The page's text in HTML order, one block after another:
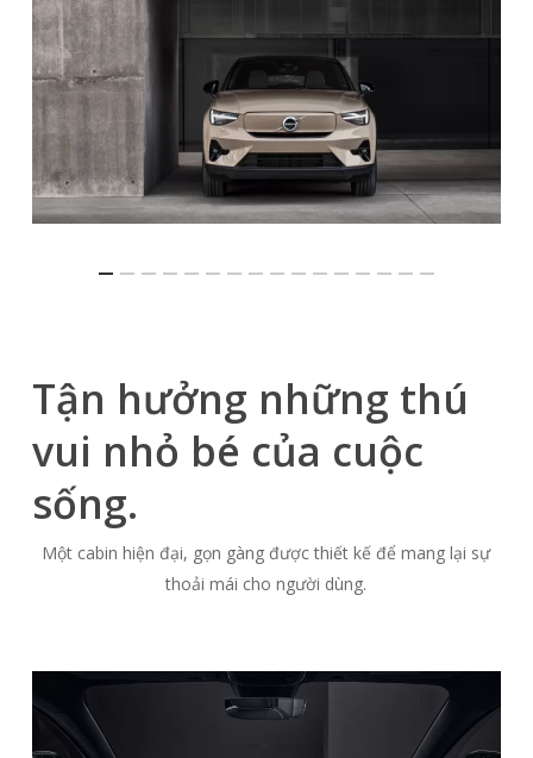
Tận hưởng những thú
vui nhỏ bé của cuộc
sống.
Một cabin hiện đại, gọn gàng được thiết kế để mang lại sự
thoải mái cho người dùng.